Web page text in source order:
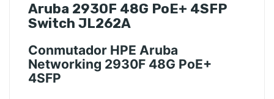
Aruba 2930F 48G PoE+ 4SFP
Switch JL262A
Conmutador HPE Aruba
Networking 2930F 48G PoE+
4SFP